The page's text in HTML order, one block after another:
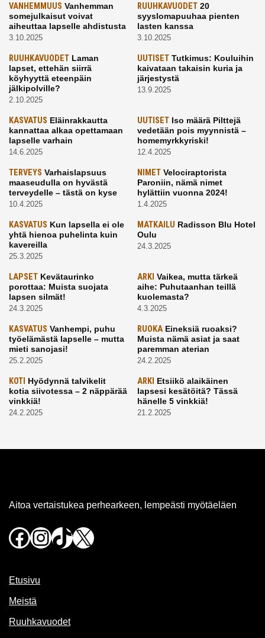
VANHEMMUUS Vanhemman
somejulkaisut voivat
aiheuttaa lapselle ahdistusta
3.10.2025
RUUHKAVUODET20
syyslomapuuhaa pienten
lasten kanssa
3.10.2025
RUUHKAVUODET Laman
lapset, ettehän siirrä
köyhyyttä eteenpäin
jälkipolville?
2.10.2025
UUTISETTutkimus: Kouluihin
kaivataan takaisin kuria ja
järjestystä
13.9.2025
KASVATUS Eläinrakkautta
kannattaa alkaa opettamaan
lapselle varhain
14.6.2025
UUTISETIso määrä Pilttejä
vedetään pois myynnistä –
homemyrkkyriski!
12.4.2025
TERVEYS Varhaislapsuus
maaseudulla on hyvästä
terveydelle – tästä on kyse
10.4.2025
NIMETVelociraptorista
Paroniin, nämä nimet
hylättiin vuonna 2024!
1.4.2025
KASVATUS Kun lapsella ei ole
yhtä hienoa puhelinta kuin
kavereilla
25.3.2025
MATKAILU Radisson Blu Hotel
Oulu
24.3.2025
LAPSET Kevätaurinko
porottaa: Muista suojata
lapsen silmät!
24.3.2025
ARKI Vaikea, mutta tärkeä
aihe: Puhutaanhan teillä
kuolemasta?
4.3.2025
KASVATUS Vanhempi, puhu
työelämästä lapselle – mutta
mieti sanojasi!
25.2.2025
RUOKAEineksiä ruoaksi?
Muista nämä asiat ja saat
paremman aterian
24.2.2025
KOTI Hyödynnä talvikelit
kotia siivotessa – 2 näppärää
vinkkiä!
24.2.2025
ARKI Etsiikö alaikäinen
lapsesi kesätöitä? Tässä
hänelle 5 vinkkiä!
21.2.2025
Aitoa vertaistukea perhearkeen, lempeästi myötäeläen
Facebook
Instagram
TikTok
X
Etusivu
Meistä
Ruuhkavuodet